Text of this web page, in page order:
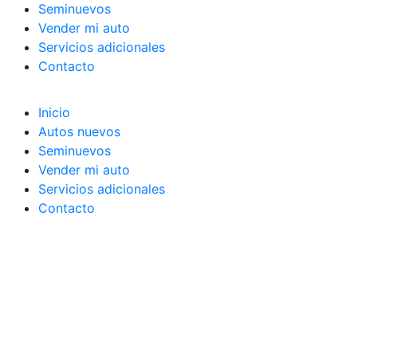
Seminuevos
Vender mi auto
Servicios adicionales
Contacto
Inicio
Autos nuevos
Seminuevos
Vender mi auto
Servicios adicionales
Contacto